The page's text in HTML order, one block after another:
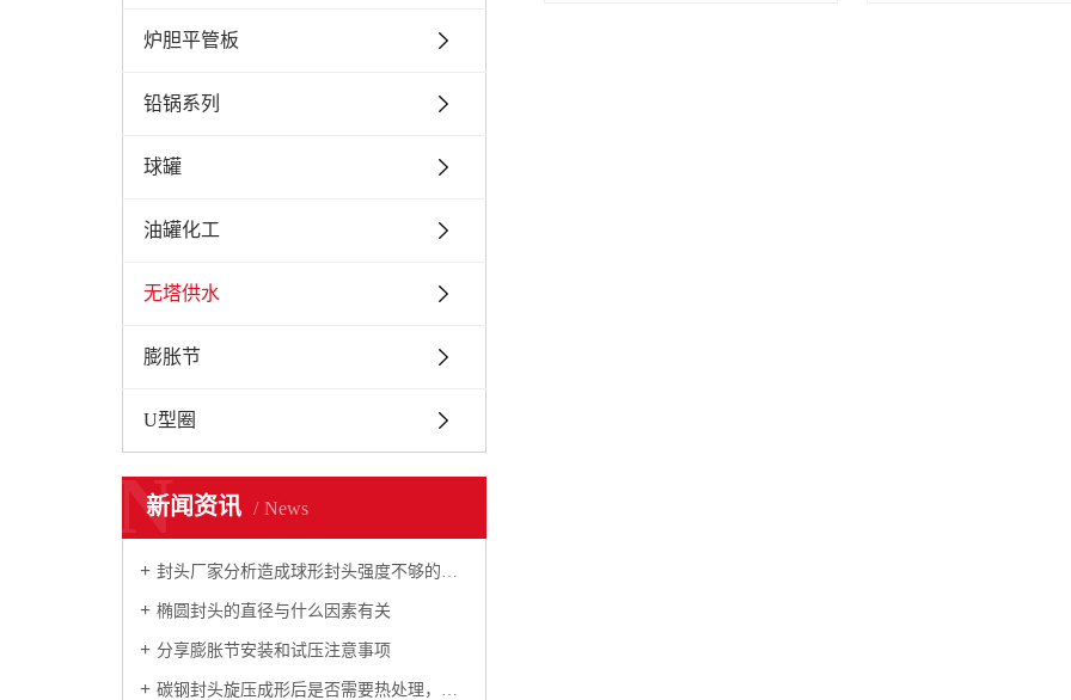
炉胆平管板
铅锅系列
球罐
油罐化工
无塔供水
膨胀节
U型圈
新闻资讯 News
N
封头厂家分析造成球形封头强度不够的原因
椭圆封头的直径与什么因素有关
分享膨胀节安装和试压注意事项
碳钢封头旋压成形后是否需要热处理，如何规定的？